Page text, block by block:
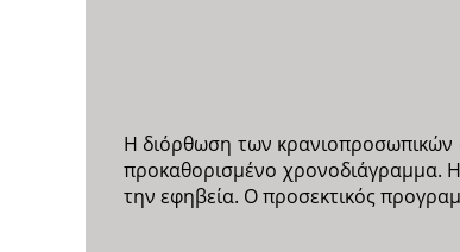
Η διόρθωση των κρανιοπροσωπικών
προκαθορισμένο χρονοδιάγραμμα. Η
την εφηβεία. Ο προσεκτικός